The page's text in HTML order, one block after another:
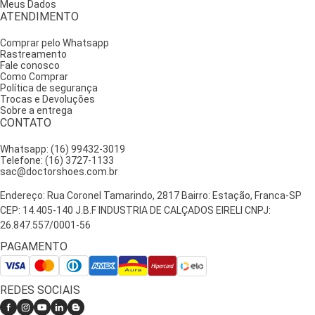
Modelos Recomendados para Quem Tem Esporão
Na Doctor Shoes, desenvolvemos modelos masculinos pensando no
seu conforto, saúde e estilo. Aqui estão alguns dos mais
recomendados para aliviar a dor do esporão:
Tênis Masculino Confortável 1922
Perfeito para o dia a dia, trabalho ou passeio. Leve, anatômico e com
ótimo amortecimento.
Se você precisa de um visual mais formal, mas não quer abrir mão do
conforto, este modelo é ideal. Sofisticação e alívio em um só par.
Para dias mais quentes, as sandálias com suporte de arco plantar e
sola macia são a pedida certa, e este modelo é um dos maiores
sucessos da Doctor Shoes.
Benefícios de Usar Sapatos Especiais para
Esporão
Alívio imediato da dor ao caminhar
Meus Dados
ATENDIMENTO
Comprar pelo Whatsapp
Rastreamento
Fale conosco
Como Comprar
Política de segurança
Trocas e Devoluções
Sobre a entrega
CONTATO
Whatsapp: (16) 99432-3019
Telefone: (16) 3727-1133
sac@doctorshoes.com.br
Endereço: Rua Coronel Tamarindo, 2817 Bairro: Estação, Franca-SP
CEP: 14.405-140 J.B.F INDUSTRIA DE CALÇADOS EIRELI CNPJ:
26.847.557/0001-56
PAGAMENTO
REDES SOCIAIS